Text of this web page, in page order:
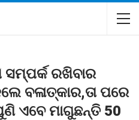
ରଖିବାର
ବଳାତ୍କାର,ତା ପରେ
ଏବେ ମାଗୁଛନ୍ତି 50